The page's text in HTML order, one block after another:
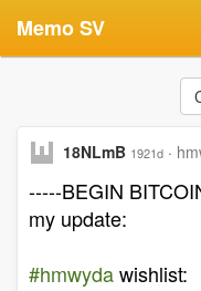
Memo SV
18NLmB 1921d ·
-----BEGIN
my update:
#hmwydawishlist: